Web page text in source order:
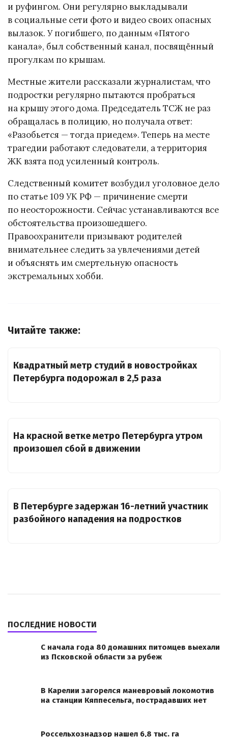
и руфингом. Они регулярно выкладывали
в социальные сети фото и видео своих опасных
вылазок. У погибшего, по данным «Пятого
канала», был собственный канал, посвящённый
прогулкам по крышам.
Местные жители рассказали журналистам, что
подростки регулярно пытаются пробраться
на крышу этого дома. Председатель ТСЖ не раз
обращалась в полицию, но получала ответ:
«Разобьется — тогда приедем». Теперь на месте
трагедии работают следователи, а территория
ЖК взята под усиленный контроль.
Следственный комитет возбудил уголовное дело
по статье 109 УК РФ — причинение смерти
по неосторожности. Сейчас устанавливаются все
обстоятельства произошедшего.
Правоохранители призывают родителей
внимательнее следить за увлечениями детей
и объяснять им смертельную опасность
экстремальных хобби.
Читайте также:
Квадратный метр студий в новостройках
Петербурга подорожал в 2,5 раза
На красной ветке метро Петербурга утром
произошел сбой в движении
В Петербурге задержан 16-летний участник
разбойного нападения на подростков
ПОСЛЕДНИЕ НОВОСТИ
С начала года 80 домашних питомцев выехали
из Псковской области за рубеж
В Карелии загорелся маневровый локомотив
на станции Кяппесельга, пострадавших нет
Россельхознадзор нашел 6,8 тыс. га